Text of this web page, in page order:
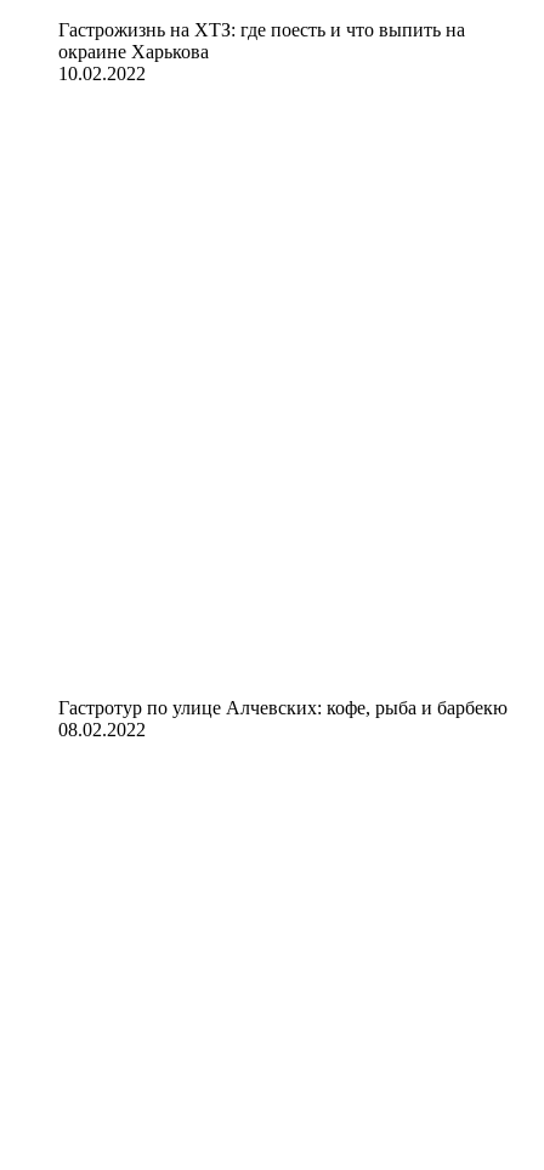
Гастрожизнь на ХТЗ: где поесть и что выпить на
окраине Харькова
10.02.2022
Гастротур по улице Алчевских: кофе, рыба и барбекю
08.02.2022